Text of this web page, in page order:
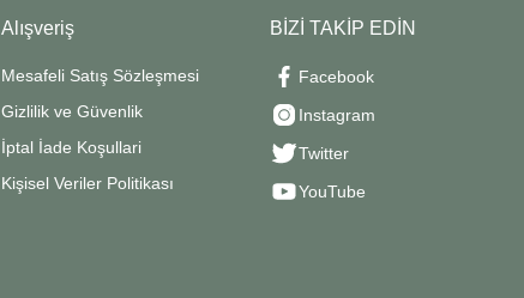
Alışveriş
Mesafeli Satış Sözleşmesi
Gizlilik ve Güvenlik
İptal İade Koşullari
Kişisel Veriler Politikası
BİZİ TAKİP EDİN
Facebook
Instagram
Twitter
YouTube